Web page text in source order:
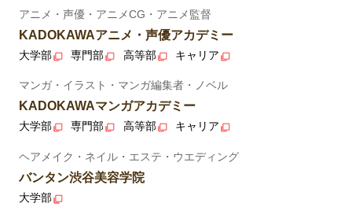
アニメ・声優・アニメCG・アニメ監督
KADOKAWAアニメ・声優アカデミー
大学部 専門部 高等部 キャリア
マンガ・イラスト・マンガ編集者・ノベル
KADOKAWAマンガアカデミー
大学部 専門部 高等部 キャリア
ヘアメイク・ネイル・エステ・ウエディング
バンタン渋谷美容学院
大学部